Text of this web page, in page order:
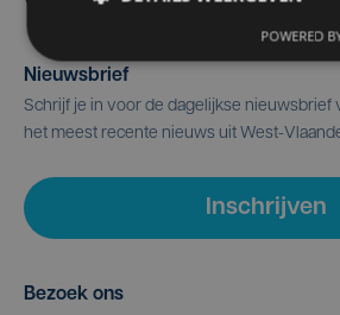
Nieuwsbrief
Schrijf je in voor de dagelijkse nieuwsbrief
het meest recente nieuws uit West-
Inschrijven
Bezoek ons
POWERED